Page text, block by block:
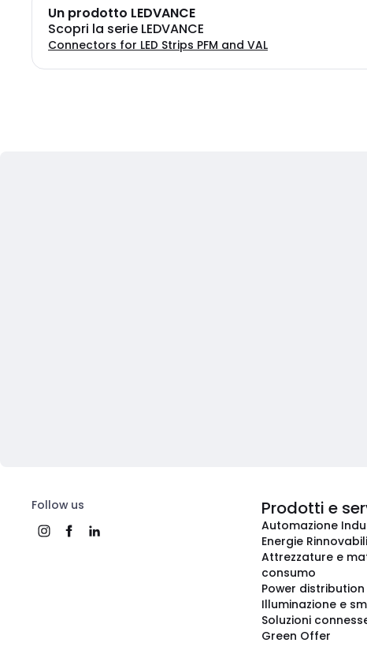
Un prodotto LEDVANCE
Scopri la serie LEDVANCE
Connectors for LED Strips PFM and VAL
Follow us Prodotti e
Automazione
Energie Rinnovabili
Attrezzature e
consumo
Power distribution
Illuminazione e
Soluzioni
Green Offer